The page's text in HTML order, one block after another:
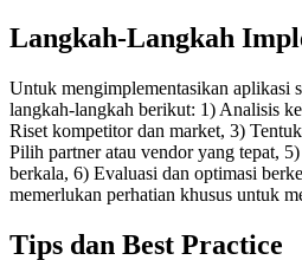
Langkah-Langkah
Untuk mengimplementasikan aplikasi
langkah-langkah berikut: 1) Analisis
Riset kompetitor dan market, 3)
Pilih partner atau vendor yang tepat,
berkala, 6) Evaluasi dan optimasi
memerlukan perhatian khusus untuk
Tips dan Best Practice